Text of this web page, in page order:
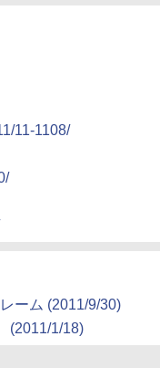
11-1108/
ーム (2011/9/30)
(2011/1/18)